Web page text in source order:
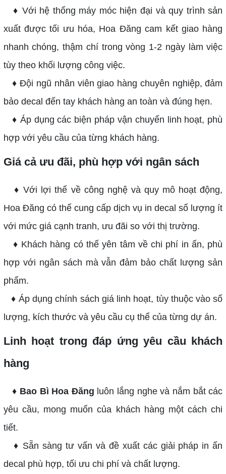
♦ Với hệ thống máy móc hiện đại và quy trình sản
xuất được tối ưu hóa, Hoa Đăng cam kết giao hàng
nhanh chóng, thậm chí trong vòng 1-2 ngày làm việc
tùy theo khối lượng công việc.
♦ Đội ngũ nhân viên giao hàng chuyên nghiệp, đảm
bảo decal đến tay khách hàng an toàn và đúng hẹn.
♦ Áp dụng các biện pháp vận chuyển linh hoạt, phù
hợp với yêu cầu của từng khách hàng.
Giá cả ưu đãi, phù hợp với ngân sách
♦ Với lợi thế về công nghệ và quy mô hoạt động,
Hoa Đăng có thể cung cấp dịch vụ in decal số lượng ít
với mức giá cạnh tranh, ưu đãi so với thị trường.
♦ Khách hàng có thể yên tâm về chi phí in ấn, phù
hợp với ngân sách mà vẫn đảm bảo chất lượng sản
phẩm.
♦ Áp dụng chính sách giá linh hoạt, tùy thuộc vào số
lượng, kích thước và yêu cầu cụ thể của từng dự án.
Linh hoạt trong đáp ứng yêu cầu khách
hàng
♦ Bao Bì Hoa Đăng luôn lắng nghe và nắm bắt các
yêu cầu, mong muốn của khách hàng một cách chi
tiết.
♦ Sẵn sàng tư vấn và đề xuất các giải pháp in ấn
decal phù hợp, tối ưu chi phí và chất lượng.